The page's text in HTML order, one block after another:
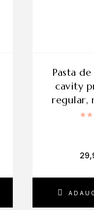
pasta de dinti crest
cavity
regular,